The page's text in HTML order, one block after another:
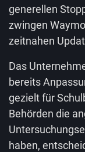
generellen
zwingen
zeitnahen
Das
bereits
gezielt für
Behörden die
haben,